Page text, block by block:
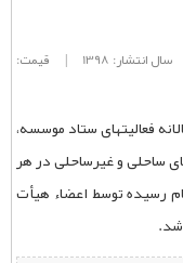
سال انتشار: 1398 | قیمت:
فعالیتهای ستاد موسسه،
ساحلی و غیرساحلی در هر
رسیده توسط اعضاء هیأت